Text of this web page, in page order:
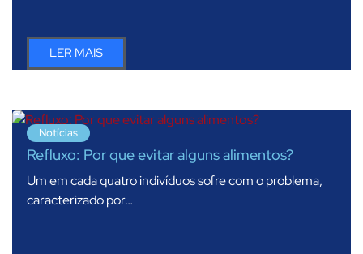
LER MAIS
Notícias
Refluxo: Por que evitar alguns alimentos?
Um em cada quatro indivíduos sofre com o problema,
caracterizado por…